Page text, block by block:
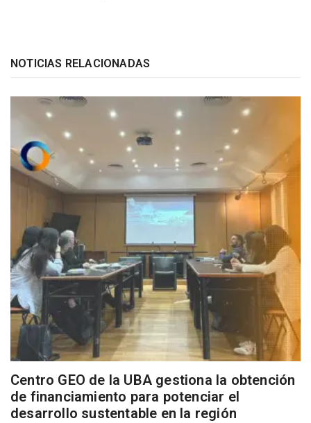
NOTICIAS RELACIONADAS
Centro GEO de la UBA gestiona la obtención
de financiamiento para potenciar el
desarrollo sustentable en la región